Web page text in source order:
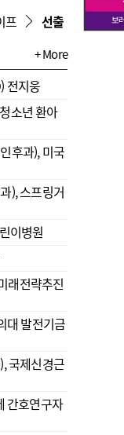
과
프 선출
+ More
전지웅
소년 환아
후과), 미국
), 스프링거
이병원
래전략추진
대 발전기금
국제신경근
간호연구자